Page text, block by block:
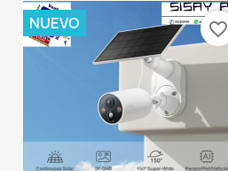
NUEVO favorite_border